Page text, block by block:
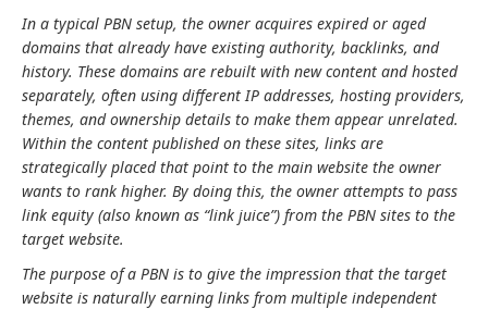
In a typical PBN setup, the owner acquires expired or aged
domains that already have existing authority, backlinks, and
history. These domains are rebuilt with new content and hosted
separately, often using different IP addresses, hosting providers,
themes, and ownership details to make them appear unrelated.
Within the content published on these sites, links are
strategically placed that point to the main website the owner
wants to rank higher. By doing this, the owner attempts to pass
link equity (also known as “link juice”) from the PBN sites to the
target website.
The purpose of a PBN is to give the impression that the target
website is naturally earning links from multiple independent